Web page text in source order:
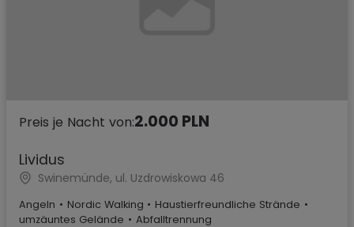
Preis je Nacht von:2.000 PLN
Lividus
Swinemünde, ul. Uzdrowiskowa 46
Angeln • Nordic Walking • Haustierfreundliche Strände •
umzäuntes Gelände • Abfalltrennung